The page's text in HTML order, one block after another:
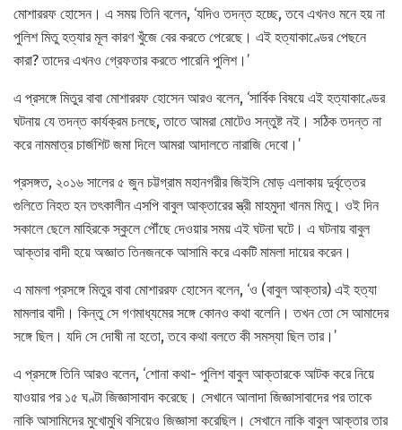
মোশাররফ হোসেন। এ সময় তিনি বলেন, ‘যদিও তদন্ত হচ্ছে, তবে এখনও মনে হয় না
পুলিশ মিতু হত্যার মূল কারণ খুঁজে বের করতে পেরেছে। এই হত্যাকাণ্ডের পেছনে
কারা? তাদের এখনও গ্রেফতার করতে পারেনি পুলিশ।’
এ প্রসঙ্গে মিতুর বাবা মোশাররফ হোসেন আরও বলেন, ‘সার্বিক বিষয়ে এই হত্যাকাণ্ডের
ঘটনায় যে তদন্ত কার্যক্রম চলছে, তাতে আমরা মোটেও সন্তুষ্ট নই। সঠিক তদন্ত না
করে নামমাত্র চার্জশিট জমা দিলে আমরা আদালতে নারাজি দেবো।’
প্রসঙ্গত, ২০১৬ সালের ৫ জুন চট্টগ্রাম মহানগরীর জিইসি মোড় এলাকায় দুর্বৃত্তের
গুলিতে নিহত হন তৎকালীন এসপি বাবুল আক্তারের স্ত্রী মাহমুদা খানম মিতু। ওই দিন
সকালে ছেলে মাহিরকে স্কুলে পৌঁছে দেওয়ার সময় এই ঘটনা ঘটে। এ ঘটনায় বাবুল
আক্তার বাদী হয়ে অজ্ঞাত তিনজনকে আসামি করে একটি মামলা দায়ের করেন।
এ মামলা প্রসঙ্গে মিতুর বাবা মোশাররফ হোসেন বলেন, ‘ও (বাবুল আক্তার) এই হত্যা
মামলার বাদী। কিন্তু সে গণমাধ্যমের সঙ্গে কোনও কথা বলেনি। তখন তো সে আমাদের
সঙ্গে ছিল। যদি সে দোষী না হতো, তবে কথা বলতে কী সমস্যা ছিল তার।’
এ প্রসঙ্গে তিনি আরও বলেন, ‘শোনা কথা- পুলিশ বাবুল আক্তারকে আটক করে নিয়ে
যাওয়ার পর ১৫ ঘণ্টা জিজ্ঞাসাবাদ করেছে। সেখানে আলাদা জিজ্ঞাসাবাদের পর তাকে
নাকি আসামিদের মুখোমুখি বসিয়েও জিজ্ঞাসা করেছিল। সেখানে নাকি বাবুল আক্তার তার